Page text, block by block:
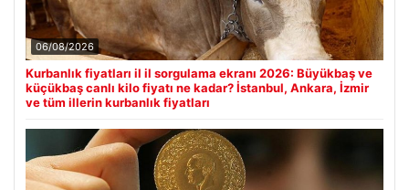
06/08/2026
Kurbanlık fiyatları il il sorgulama ekranı 2026: Büyükbaş ve
küçükbaş canlı kilo fiyatı ne kadar? İstanbul, Ankara, İzmir
ve tüm illerin kurbanlık fiyatları